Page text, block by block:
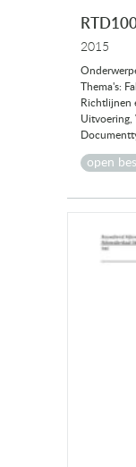
2015
Thema's:
Richtlijnen
Uitvoering,
open